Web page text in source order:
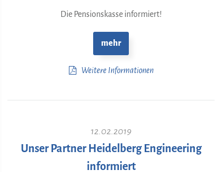
Die Pensionskasse informiert!
mehr
Weitere Informationen
12.02.2019
Unser Partner Heidelberg Engineering
informiert